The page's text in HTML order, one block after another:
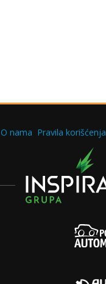
O nama Pravila korišćenja